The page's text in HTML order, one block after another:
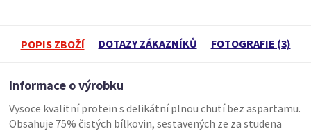
POPIS ZBOŽÍ DOTAZY ZÁKAZNÍKŮ FOTOGRAFIE (3)
Informace o výrobku
Vysoce kvalitní protein s delikátní plnou chutí bez aspartamu.
Obsahuje 75% čistých bílkovin, sestavených ze za studena